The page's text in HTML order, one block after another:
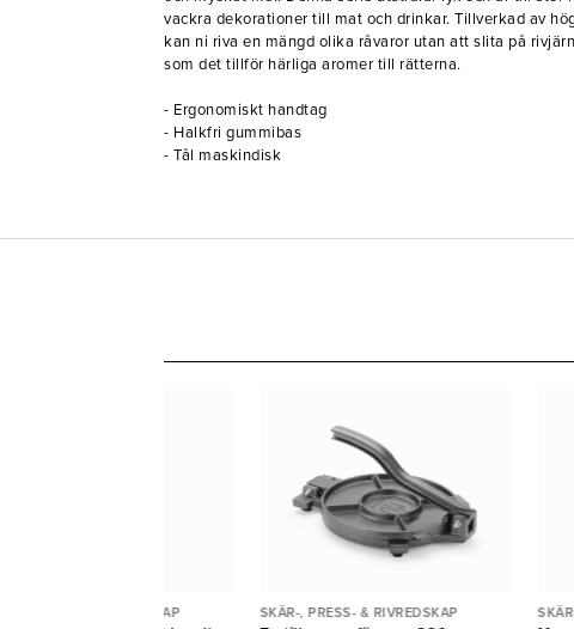
vackra dekorationer till mat och drinkar. Tillverkad av
kan ni riva en mängd olika råvaror utan att slita på
som det tillför härliga aromer till rätterna.
- Ergonomiskt handtag
- Halkfri gummibas
- Tål maskindisk
, PRESS- & RIVREDSKAP SKÄR-, PRESS- & RIVREDSKAP